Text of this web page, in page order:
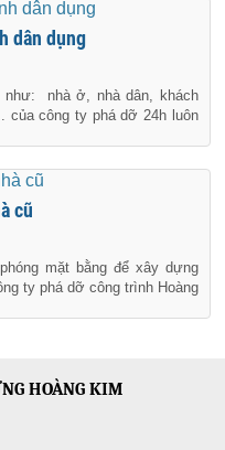
dân dụng
như: nhà ở, nhà dân, khách
của công ty phá dỡ 24h luôn
cũ
mặt bằng để xây dựng
ty phá dỡ công trình Hoàng
HOÀNG KIM